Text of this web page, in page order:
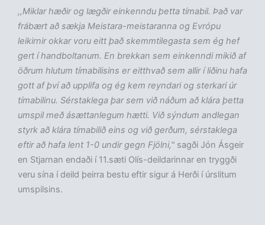
,,Miklar hæðir og lægðir einkenndu þetta tímabil. Það var
frábært að sækja Meistara-meistaranna og Evrópu
leikirnir okkar voru eitt það skemmtilegasta sem ég hef
gert í handboltanum. En brekkan sem einkenndi mikið af
öðrum hlutum tímabilisins er eitthvað sem allir í liðinu hafa
gott af því að upplifa og ég kem reyndari og sterkari úr
tímabilinu. Sérstaklega þar sem við náðum að klára þetta
umspil með ásættanlegum hætti. Við sýndum andlegan
styrk að klára tímabilið eins og við gerðum, sérstaklega
eftir að hafa lent 1-0 undir gegn Fjölni," sagði Jón Ásgeir
en Stjarnan endaði í 11.sæti Olís-deildarinnar en tryggði
veru sína í deild þeirra bestu eftir sigur á Herði í úrslitum
umspilsins.